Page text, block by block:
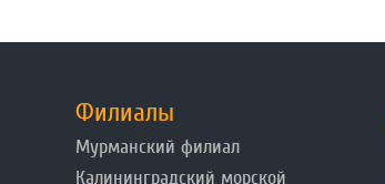
Филиалы
Мурманский филиал
Калининградский морской